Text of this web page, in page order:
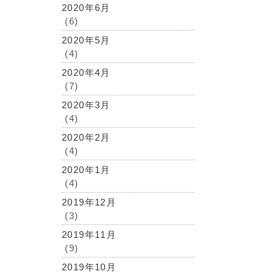
2020年6月
(6)
2020年5月
(4)
2020年4月
(7)
2020年3月
(4)
2020年2月
(4)
2020年1月
(4)
2019年12月
(3)
2019年11月
(9)
2019年10月